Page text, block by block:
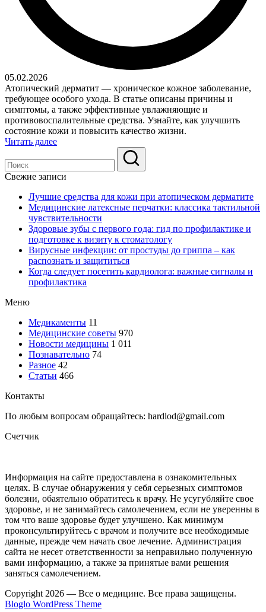
05.02.2026
Атопический дерматит — хроническое кожное заболевание,
требующее особого ухода. В статье описаны причины и
симптомы, а также эффективные увлажняющие и
противовоспалительные средства. Узнайте, как улучшить
состояние кожи и повысить качество жизни.
Читать далее
Свежие записи
Лучшие средства для кожи при атопическом дерматите
Медицинские латексные перчатки: классика тактильной
чувствительности
Здоровые зубы с первого года: гид по профилактике и
подготовке к визиту к стоматологу
Вирусные инфекции: от простуды до гриппа – как
распознать и защититься
Когда следует посетить кардиолога: важные сигналы и
профилактика
Меню
Медикаменты 11
Медицинские советы 970
Новости медицины 1 011
Познавательно 74
Разное 42
Статьи 466
Контакты
По любым вопросам обращайтесь: hardlod@gmail.com
Счетчик
Информация на сайте предоставлена в ознакомительных
целях. В случае обнаружения у себя серьезных симптомов
болезни, обаятельно обратитесь к врачу. Не усугубляйте свое
здоровье, и не занимайтесь самолечением, если не уверенны в
том что ваше здоровье будет улучшено. Как минимум
проконсультируйтесь с врачом и получите все необходимые
данные, прежде чем начать свое лечение. Администрация
сайта не несет ответственности за неправильно полученную
вами информацию, а также за принятые вами решения
заняться самолечением.
Copyright 2026 — Все о медицине. Все права защищены.
Bloglo WordPress Theme